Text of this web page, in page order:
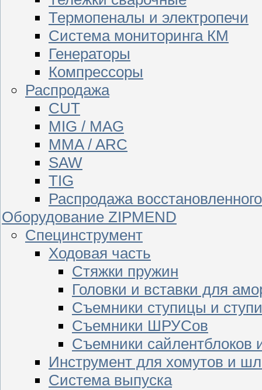
Термопеналы и электропечи
Система мониторинга КМ
Генераторы
Компрессоры
Распродажа
CUT
MIG / MAG
MMA / ARC
SAW
TIG
Распродажа
Оборудование ZIPMEND
Специнструмент
Ходовая часть
Стяжки пружин
Головки и вставки для
Съемники ступицы и
Съемники ШРУСов
Съемники сайлентблоков
Инструмент для хомутов и
Система выпуска